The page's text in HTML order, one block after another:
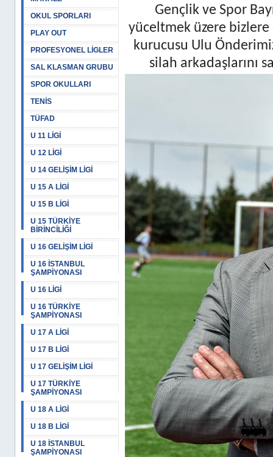
OKUL SPORLARI
PLAY OUT
PROFESYONEL LİGLER
SAL KLASMAN GRUBU
SPOR OKULLARI
TENİS
TÜFAD
U 11 LİGİ
U 12 LİGİ
U 14 GELİŞİM LİGİ
U 15 A LİGİ
U 15 B LİGİ
U 15 TÜRKİYE
BİRİNCİLİĞİ
U 16 GELİŞİM LİGİ
U 16 İSTANBUL
ŞAMPİYONASI
U 16 LİGİ
U 16 TÜRKİYE
ŞAMPİYONASI
U 17 A LİGİ
U 17 B LİGİ
U 17 GELİŞİM LİGİ
U 17 TÜRKİYE
ŞAMPİYONASI
U 18 A LİGİ
U 18 B LİGİ
U 18 İSTANBUL
ŞAMPİYONASI
Gençlik ve Spor
yüceltmek üzere
kurucusu Ulu
silah arkadaşlarını